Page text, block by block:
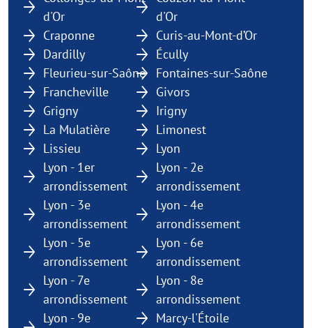
d'Or
d'Or
Craponne
Curis-au-Mont-d’Or
Dardilly
Écully
Fleurieu-sur-Saône
Fontaines-sur-Saône
Francheville
Givors
Grigny
Irigny
La Mulatière
Limonest
Lissieu
Lyon
Lyon - 1er
arrondissement
Lyon - 2e
arrondissement
Lyon - 3e
arrondissement
Lyon - 4e
arrondissement
Lyon - 5e
arrondissement
Lyon - 6e
arrondissement
Lyon - 7e
arrondissement
Lyon - 8e
arrondissement
Lyon - 9e
Marcy-l'Étoile